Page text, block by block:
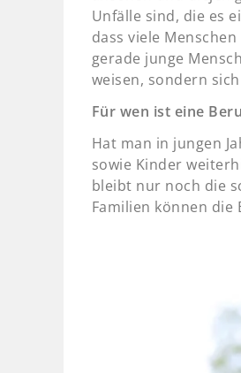
Unfälle sind, die es
dass viele
gerade junge
weisen, sondern
Für wen ist eine
Hat man in jungen
sowie Kinder
bleibt nur noch die
Familien können